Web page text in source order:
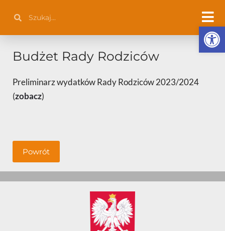
treści
Budżet Rady Rodziców
Preliminarz wydatków Rady Rodziców 2023/2024
(zobacz)
Powrót